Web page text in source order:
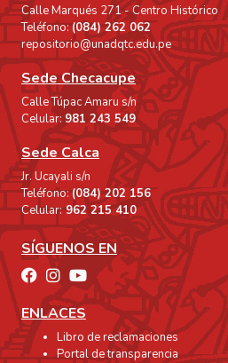
Calle Marqués 271 - Centro Histórico
Teléfono:(084) 262 062
repositorio@unadqtc.edu.pe
Sede Checacupe
Calle Túpac Amaru s/n
Celular: 981 243 549
Sede Calca
Jr. Ucayali s/n
Teléfono:(084) 202 156
Celular:962 215 410
SÍGUENOS EN
ENLACES
Libro de reclamaciones
Portal de transparencia